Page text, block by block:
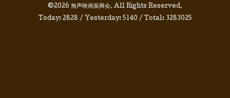
©2026 無声映画振興会. All Rights Reserved.
Today: 2828 / Yesterday: 5140 / Total: 3283025